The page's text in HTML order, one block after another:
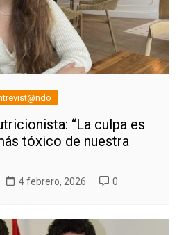
“La culpa es
tóxico de nuestra
4 febrero, 2026 0